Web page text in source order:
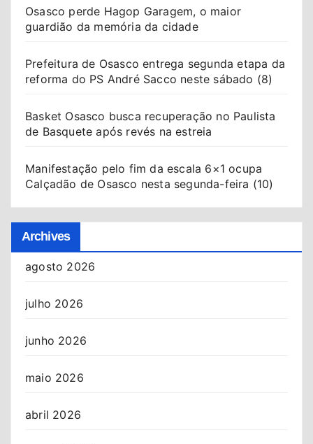
Osasco perde Hagop Garagem, o maior
guardião da memória da cidade
Prefeitura de Osasco entrega segunda etapa da
reforma do PS André Sacco neste sábado (8)
Basket Osasco busca recuperação no Paulista
de Basquete após revés na estreia
Manifestação pelo fim da escala 6×1 ocupa
Calçadão de Osasco nesta segunda-feira (10)
Archives
agosto 2026
julho 2026
junho 2026
maio 2026
abril 2026